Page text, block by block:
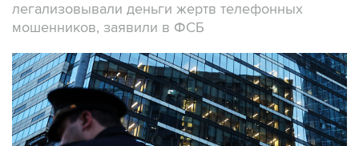
легализовывали деньги жертв телефонных
мошенников, заявили в ФСБ